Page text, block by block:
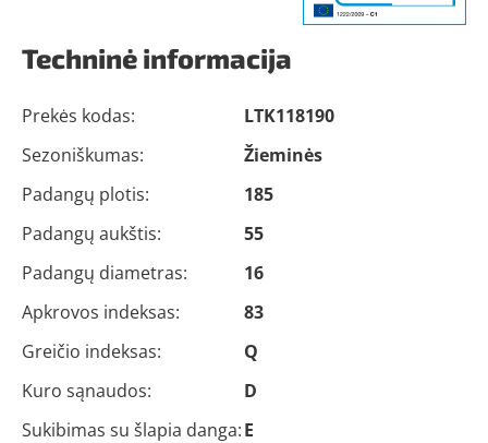
Techninė informacija
Prekės kodas:
LTK118190
Sezoniškumas:
Žieminės
Padangų plotis:
185
Padangų aukštis:
55
Padangų diametras:
16
Apkrovos indeksas:
83
Greičio indeksas:
Q
Kuro sąnaudos:
D
Sukibimas su šlapia danga:E